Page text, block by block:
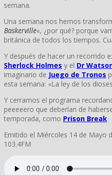
semana.
Una semana nos hemos
Baskerville«, ¿por qué? porque
británica de todos los tiempos.
Y después de hacer un recorrido
Sherlock Holmes y el Dr
imaginario de Juego de Tronos
esta semana: «La ley de los
Y cerramos el programa
peeeeero que deberían de
temporada, como Prison Break
Emitido el Miércoles 14 de Mayo
103.4FM